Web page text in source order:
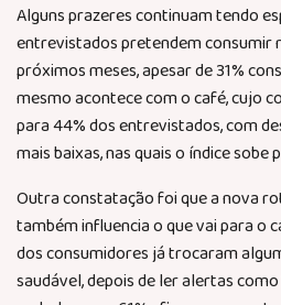
Alguns prazeres continuam tendo
entrevistados pretendem consumir
próximos meses, apesar de 31%
mesmo acontece com o café, cujo
para 44% dos entrevistados, com
mais baixas, nas quais o índice sobe
Outra constatação foi que a nova
também influencia o que vai para o
dos consumidores já trocaram
saudável, depois de ler alertas